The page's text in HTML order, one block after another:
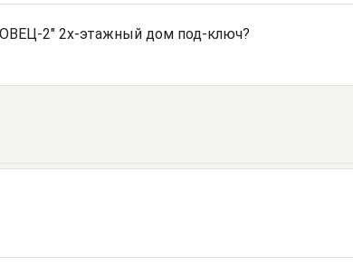
2" 2х-этажный дом под-ключ?